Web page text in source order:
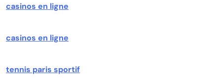
casinos en ligne
casinos en ligne
tennis paris sportif